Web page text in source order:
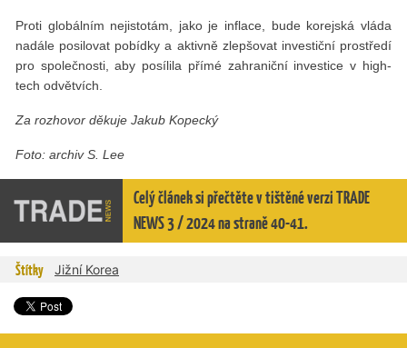
Proti globálním nejistotám, jako je inflace, bude korejská vláda
nadále posilovat pobídky a aktivně zlepšovat investiční prostředí
pro společnosti, aby posílila přímé zahraniční investice v high-
tech odvětvích.
Za rozhovor děkuje Jakub Kopecký
Foto: archiv S. Lee
Celý článek si přečtěte v tištěné verzi TRADE
NEWS 3 / 2024 na straně 40-41.
Štítky Jižní Korea